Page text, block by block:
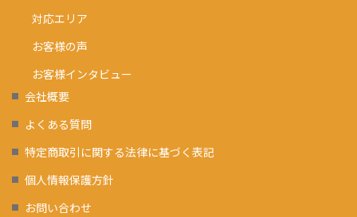
対応エリア
お客様の声
お客様インタビュー
会社概要
よくある質問
特定商取引に関する法律に基づく表記
個人情報保護方針
お問い合わせ